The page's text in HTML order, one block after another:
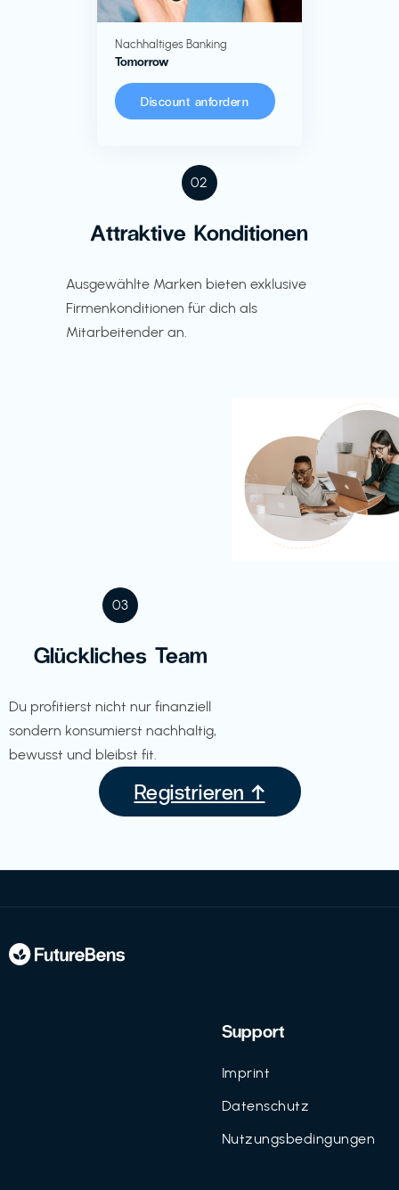
02
Attraktive Konditionen
Ausgewählte Marken bieten exklusive
Firmenkonditionen für dich als
Mitarbeitender an.
Nachhaltiges Banking
Tomorrow
Discount anfordern
03
Glückliches Team
Du profitierst nicht nur finanziell
sondern konsumierst nachhaltig,
bewusst und bleibst fit.
Registrieren ↑
Support
Imprint
Datenschutz
Nutzungsbedingungen